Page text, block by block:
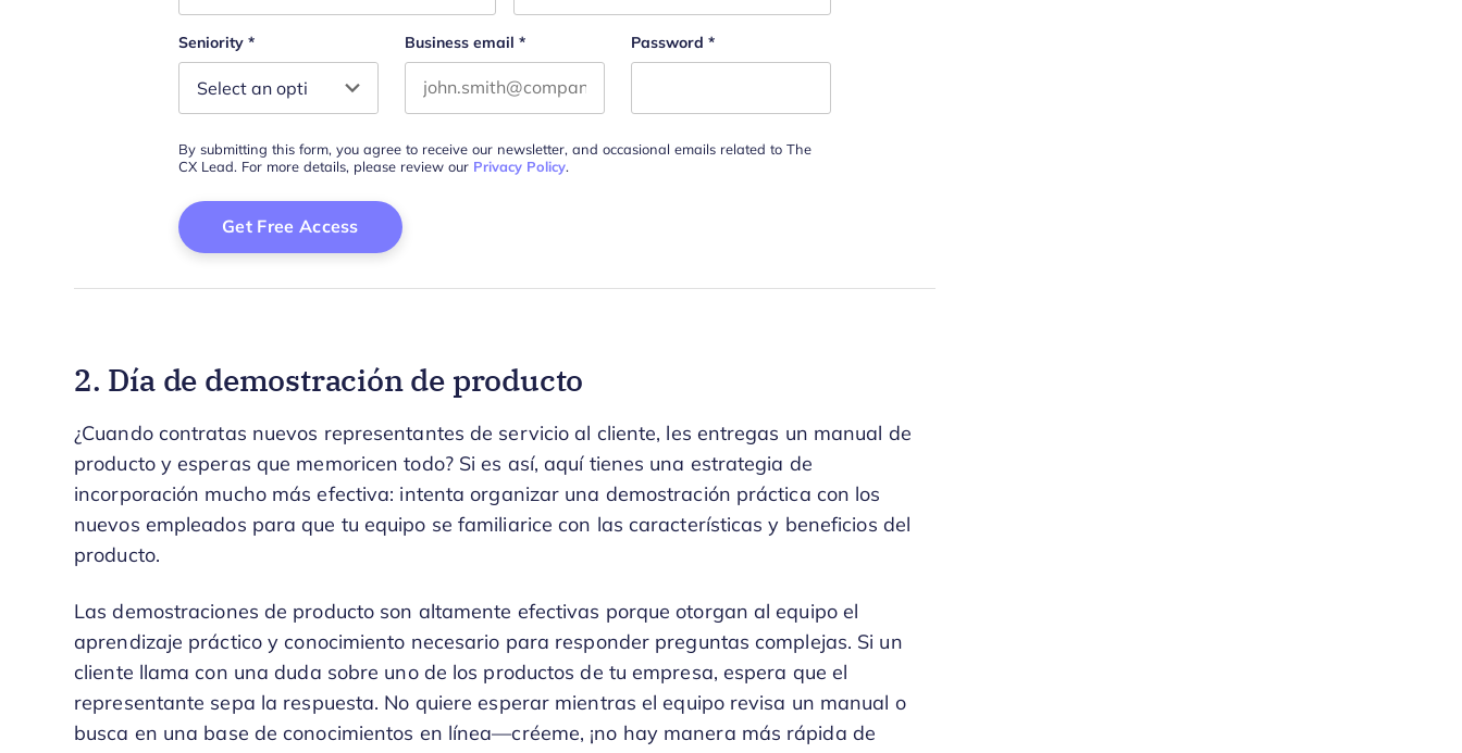
Seniority * Business email * Password *
By submitting this form, you agree to receive our newsletter, and occasional emails related to The
CX Lead. For more details, please review our Privacy Policy.
2. Día de demostración de producto
¿Cuando contratas nuevos representantes de servicio al cliente, les entregas un manual de
producto y esperas que memoricen todo? Si es así, aquí tienes una estrategia de
incorporación mucho más efectiva: intenta organizar una demostración práctica con los
nuevos empleados para que tu equipo se familiarice con las características y beneficios del
producto.
Las demostraciones de producto son altamente efectivas porque otorgan al equipo el
aprendizaje práctico y conocimiento necesario para responder preguntas complejas. Si un
cliente llama con una duda sobre uno de los productos de tu empresa, espera que el
representante sepa la respuesta. No quiere esperar mientras el equipo revisa un manual o
busca en una base de conocimientos en línea—créeme, ¡no hay manera más rápida de